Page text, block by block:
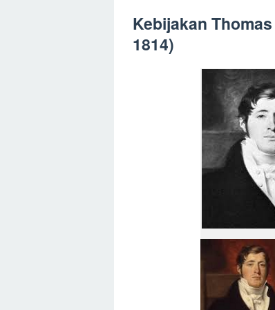
Kebijakan
1814)